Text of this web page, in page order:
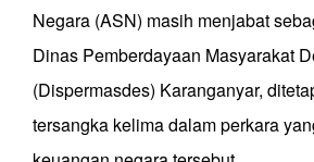
Negara (ASN) masih menjabat
Dinas Pemberdayaan Masyarakat
(Dispermasdes) Karanganyar,
tersangka kelima dalam perkara